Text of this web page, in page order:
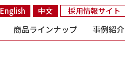
English 中文 採用情報サイト
商品ラインナップ 事例紹介